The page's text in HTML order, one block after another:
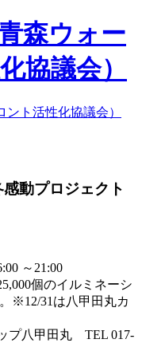
森ウォー
協議会）
ト活性化協議会）
動プロジェクト
～21:00
個のイルミネーシ
※12/31は八甲田丸カ
プ八甲田丸 TEL 017-